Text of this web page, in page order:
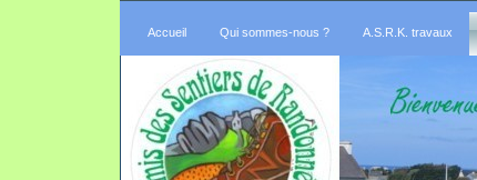
Accueil Qui sommes-nous ? A.S.R.K. travaux